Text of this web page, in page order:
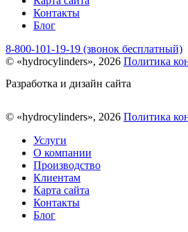
Контакты
Блог
8-800-101-19-19 (звонок бесплатный)
© «hydrocylinders», 2026 Политика
Разработка и дизайн сайта
© «hydrocylinders», 2026 Политика
Услуги
О компании
Производство
Клиентам
Карта сайта
Контакты
Блог